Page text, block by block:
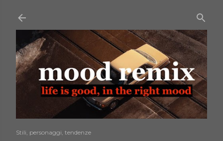
Stili, personaggi, tendenze